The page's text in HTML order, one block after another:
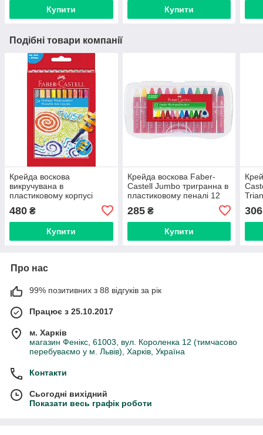
Купити Купити
Подібні товари компанії
Крейда воскова
викручувана в
пластиковому корпусі
Faber-Castell 24 кольори в
картонній коробці, 120004
480 ₴
Купити
Крейда воскова Faber-
Castell Jumbo тригранна в
пластиковому пеналі 12
285₴
Купити
306
Про нас
99% позитивних з 88 відгуків за рік
Працює з 25.10.2017
м. Харків
магазин Фенікс, 61003, вул. Короленка 12 (тимчасово
перебуваємо у м. Львів), Харків, Україна
Контакти
Сьогодні вихідний
Показати весь графік роботи